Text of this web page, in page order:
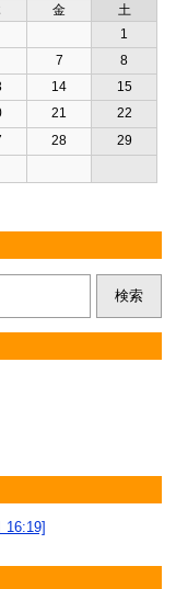
金
土
1
7
8
14
15
21
22
28
29
16:19]